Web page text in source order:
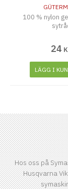
100 % nylon
24
LÄGG I
Hos oss på
Husqvarna